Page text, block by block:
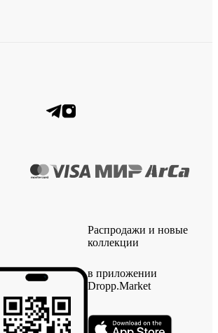
Распродажи и новые
коллекции
в приложении
Dropp.Market